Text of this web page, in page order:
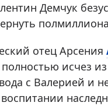
Демчук
отец Арсения
полностью исчез
с Валерией и
воспитании